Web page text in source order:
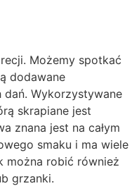
Możemy spotkać
dodawane
dań. Wykorzystywane
skrapiane jest
znana jest na całym
smaku i ma wiele
można robić również
grzanki.